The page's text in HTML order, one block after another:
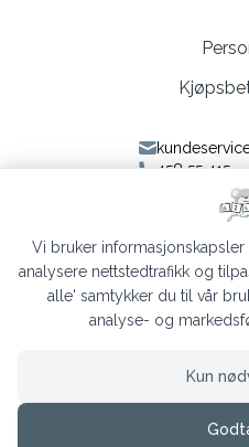
458 55 415
Følg oss på
Følg oss på
Siden
Vi bruker
analysere nettstedtrafikk og
alle' samtykker du til vår
analyse- og
Kun